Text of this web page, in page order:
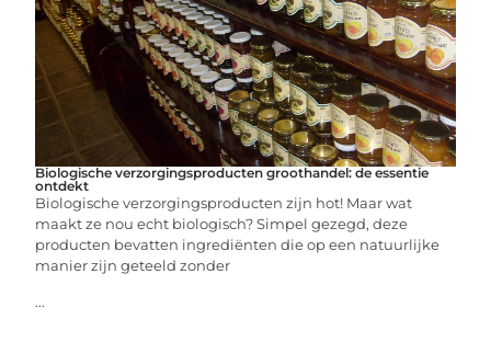
Biologische verzorgingsproducten groothandel: de essentie
ontdekt
Biologische verzorgingsproducten zijn hot! Maar wat
maakt ze nou echt biologisch? Simpel gezegd, deze
producten bevatten ingrediënten die op een natuurlijke
manier zijn geteeld zonder
...